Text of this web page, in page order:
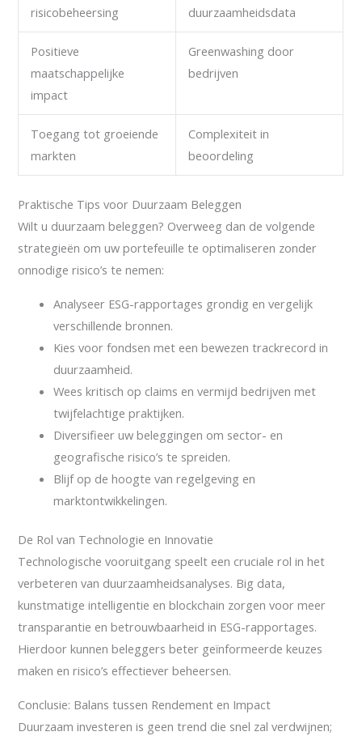
risicobeheersing
duurzaamheidsdata
Positieve
maatschappelijke
impact
Greenwashing door
bedrijven
Toegang tot groeiende
markten
Complexiteit in
beoordeling
Praktische Tips voor Duurzaam Beleggen
Wilt u duurzaam beleggen? Overweeg dan de volgende
strategieën om uw portefeuille te optimaliseren zonder
onnodige risico’s te nemen:
Analyseer ESG-rapportages grondig en vergelijk
verschillende bronnen.
Kies voor fondsen met een bewezen trackrecord in
duurzaamheid.
Wees kritisch op claims en vermijd bedrijven met
twijfelachtige praktijken.
Diversifieer uw beleggingen om sector- en
geografische risico’s te spreiden.
Blijf op de hoogte van regelgeving en
marktontwikkelingen.
De Rol van Technologie en Innovatie
Technologische vooruitgang speelt een cruciale rol in het
verbeteren van duurzaamheidsanalyses. Big data,
kunstmatige intelligentie en blockchain zorgen voor meer
transparantie en betrouwbaarheid in ESG-rapportages.
Hierdoor kunnen beleggers beter geïnformeerde keuzes
maken en risico’s effectiever beheersen.
Conclusie: Balans tussen Rendement en Impact
Duurzaam investeren is geen trend die snel zal verdwijnen;